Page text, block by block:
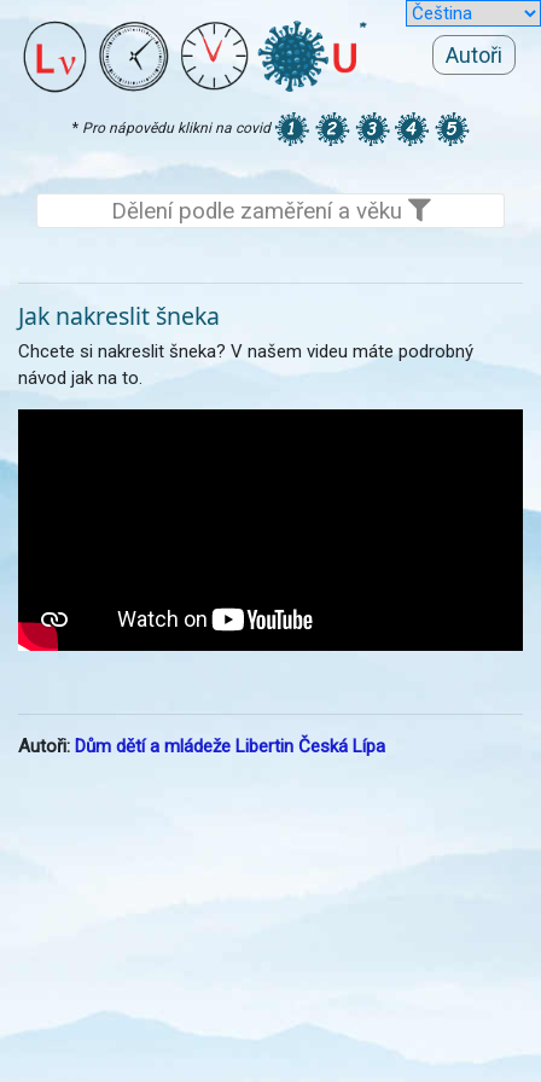
Autoři
* Pro nápovědu klikni na covid
Dělení podle zaměření a věku
Jak nakreslit šneka
Chcete si nakreslit šneka? V našem videu máte podrobný
návod jak na to.
Autoři: Dům dětí a mládeže Libertin Česká Lípa